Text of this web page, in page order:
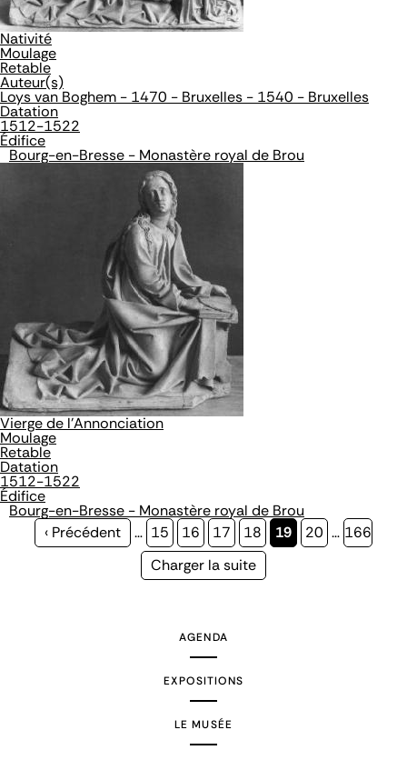
Nativité
Moulage
Retable
Auteur(s)
Loys van Boghem - 1470 - Bruxelles - 1540 - Bruxelles
Datation
1512-1522
Édifice
Bourg-en-Bresse - Monastère royal de Brou
Vierge de l'Annonciation
Moulage
Retable
Datation
1512-1522
Édifice
Bourg-en-Bresse - Monastère royal de Brou
Page
‹ Précédent … Page
15 Page
16 Page
17 Page
18
Page
19 Page
20 … Page
166
Page
Charger la suite
AGENDA
EXPOSITIONS
LE MUSÉE